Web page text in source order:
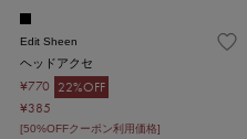
Edit Sheen
ヘッドアクセ
¥770 22%OFF
¥385
[50%OFFクーポン利用価格]